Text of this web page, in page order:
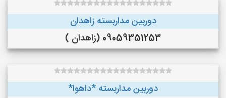
دوربین مداربسته زاهدان
09059351253 (زاهدان )
دوربین مداربسته *داهوا*